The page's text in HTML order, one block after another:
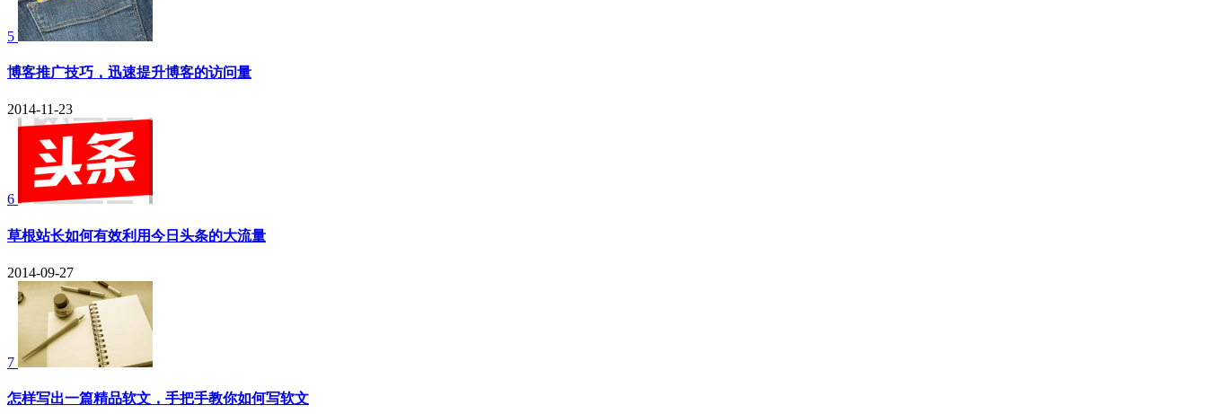
5
博客推广技巧，迅速提升博客的访问量
2014-11-23
6
草根站长如何有效利用今日头条的大流量
2014-09-27
7
怎样写出一篇精品软文，手把手教你如何写软文